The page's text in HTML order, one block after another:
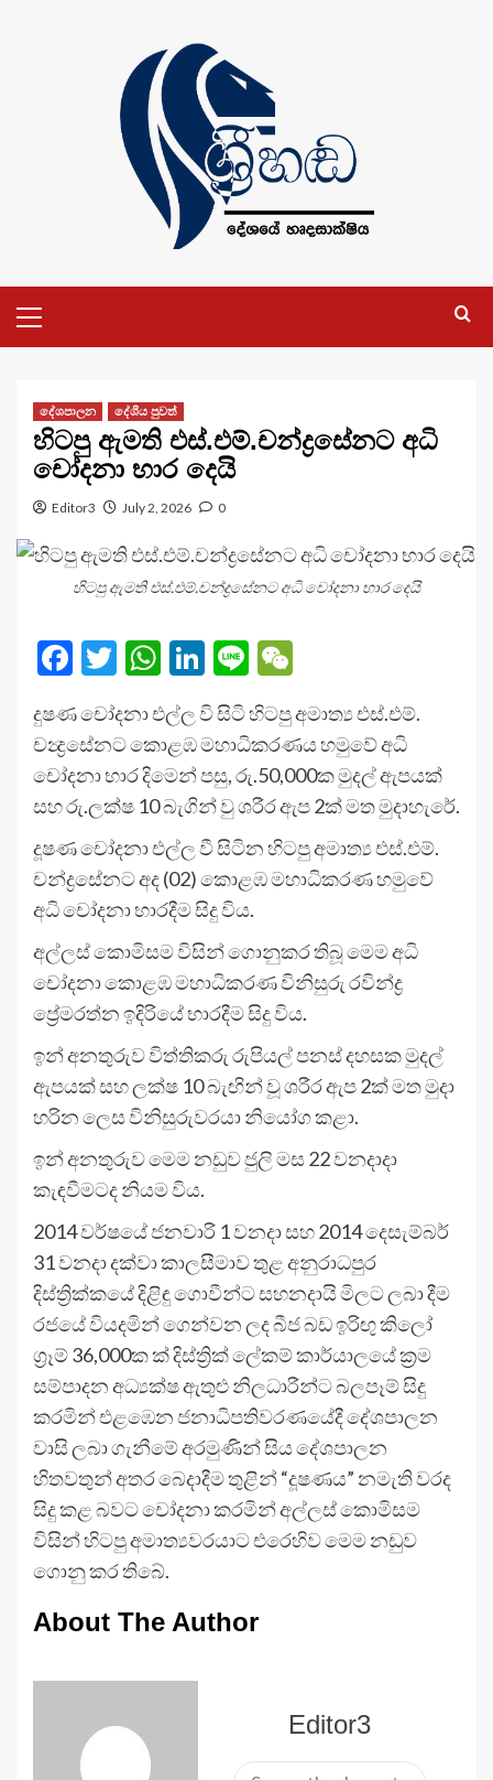
Menu
දේශපාලන දේශීය පුවත්
හිටපු ඇමති එස්.එම්.චන්ද්‍රසේනට අධි
චෝදනා භාර දෙයි
Editor3 July 2, 2026 0
හිටපු ඇමති එස්.එම්.චන්ද්‍රසේනට අධි චෝදනා භාර දෙයි
Facebook
Twitter
WhatsApp
LinkedIn
Line
දුෂණ චෝදනා එල්ල වි සිටි හිටපු අමාත්‍ය එස්.එම්.
චන්‍ද්‍රසේනට කොළඹ මහාධිකරණය හමුවේ අධි
චෝදනා භාර දිමෙන් පසු, රු.50,000ක මුදල් ඇපයක්
සහ රු.ලක්ෂ 10 බැගින් වු ශරීර ඇප 2ක් මත මුදාහැරේ.
දූෂණ චෝදනා එල්ල වී සිටින හිටපු අමාත්‍ය එස්.එම්.
චන්ද්‍රසේනට අද (02) කොළඹ මහාධිකරණ හමුවේ
අධි චෝදනා භාරදීම සිදු විය.
අල්ලස් කොමිසම විසින් ගොනුකර තිබූ මෙම අධි
චෝදනා කොළඹ මහාධිකරණ විනිසුරු රවින්ද්‍ර
ප්‍රේමරත්න ඉදිරියේ භාරදීම සිදු විය.
ඉන් අනතුරුව විත්තිකරු රුපියල් පනස් දහසක මුදල්
ඇපයක් සහ ලක්ෂ 10 බැඟින් වූ ශරීර ඇප 2ක් මත මුදා
හරින ලෙස විනිසුරුවරයා නියෝග කළා.
ඉන් අනතුරුව මෙම නඩුව ජුලි මස 22 වනදාදා
කැඳවීමටද නියම විය.
2014 වර්ෂයේ ජනවාරි 1 වනදා සහ 2014 දෙසැම්බර්
31 වනදා දක්වා කාලසීමාව තුළ අනුරාධපුර
දිස්ත්‍රික්කයේ දිළිඳු ගොවීන්ට සහනදායි මිලට ලබා දීම
රජයේ වියදමින් ගෙන්වන ලද බීජ බඩ ඉරිඟු කිලෝ
ග්‍රෑම් 36,000ක ක් දිස්ත්‍රික් ලේකම් කාර්යාලයේ ක්‍රම
සම්පාදන අධ්‍යක්ෂ ඇතුළු නිලධාරීන්ට බලපෑම් සිදු
කරමින් එළඹෙන ජනාධිපතිවරණයේදී දේශපාලන
වාසි ලබා ගැනීමේ අරමුණින් සිය දේශපාලන
හිතවතුන් අතර බෙදාදීම තුළින් “දූෂණය” නමැති වරද
සිදු කළ බවට චෝදනා කරමින් අල්ලස් කොමිසම
විසින් හිටපු අමාත්‍යවරයාට එරෙහිව මෙම නඩුව
ගොනු කර තිබේ.
About The Author
Editor3